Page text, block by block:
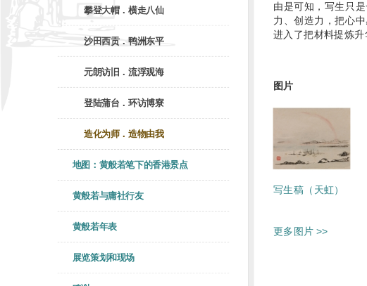
攀登大帽．横走八仙
沙田西贡．鸭洲东平
元朗访旧．流浮观海
登陆蒲台．环访博寮
造化为师．造物由我
地图：黄般若笔下的香港景点
黄般若与庸社行友
黄般若年表
展览策划和现场
由是可知，写生只
力、创造力，把心
进入了把材料提炼升
图片
写生稿（天虹）
更多图片 >>